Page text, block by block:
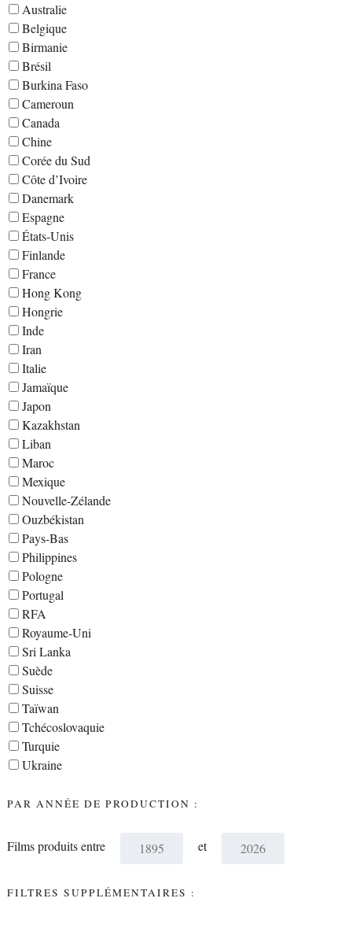
Australie
Belgique
Birmanie
Brésil
Burkina Faso
Cameroun
Canada
Chine
Corée du Sud
Côte d’Ivoire
Danemark
Espagne
États-Unis
Finlande
France
Hong Kong
Hongrie
Inde
Iran
Italie
Jamaïque
Japon
Kazakhstan
Liban
Maroc
Mexique
Nouvelle-Zélande
Ouzbékistan
Pays-Bas
Philippines
Pologne
Portugal
RFA
Royaume-Uni
Sri Lanka
Suède
Suisse
Taïwan
Tchécoslovaquie
Turquie
Ukraine
PAR ANNÉE DE PRODUCTION :
Films produits entre et
FILTRES SUPPLÉMENTAIRES :